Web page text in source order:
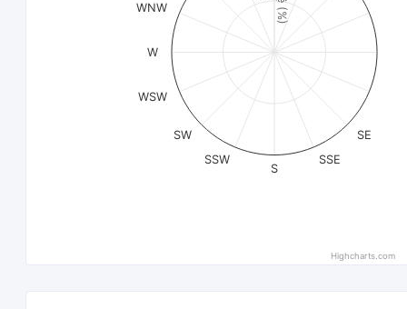
SE
SSE
S
SSW
SW
WSW
W
WNW
Highcharts.com